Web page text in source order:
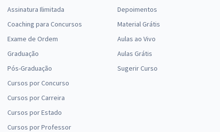
Assinatura Ilimitada
Coaching para Concursos
Exame de Ordem
Graduação
Pós-Graduação
Cursos por Concurso
Cursos por Carreira
Cursos por Estado
Cursos por Professor
Depoimentos
Material Grátis
Aulas ao Vivo
Aulas Grátis
Sugerir Curso